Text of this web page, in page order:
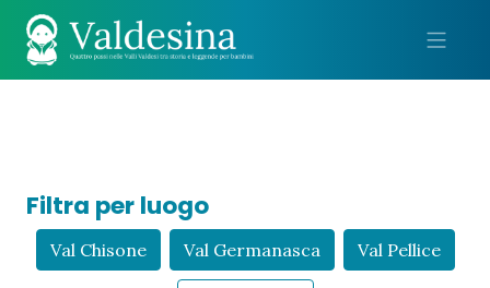
Filtra per luogo
Val Chisone Val Germanasca Val Pellice